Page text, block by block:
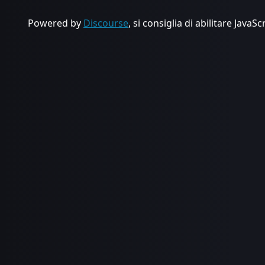
Powered by Discourse, si consiglia di abilitare